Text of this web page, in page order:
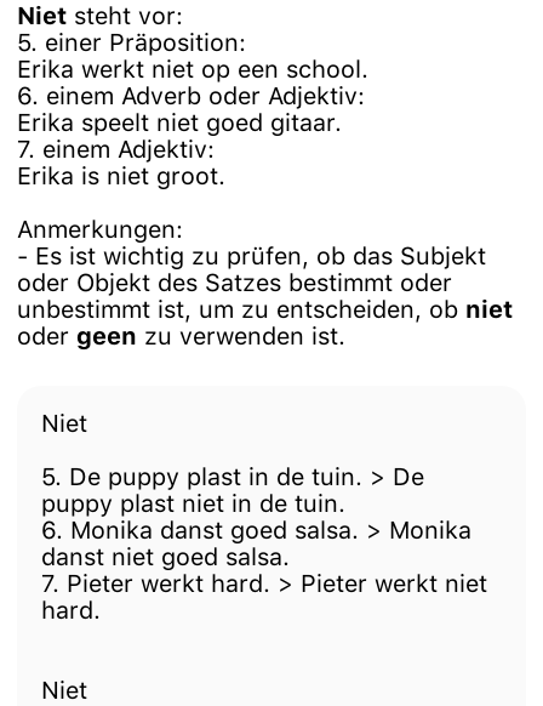
Niet steht vor:
5. einer Präposition:
Erika werkt niet op een school.
6. einem Adverb oder Adjektiv:
Erika speelt niet goed gitaar.
7. einem Adjektiv:
Erika is niet groot.
Anmerkungen:
- Es ist wichtig zu prüfen, ob das Subjekt
oder Objekt des Satzes bestimmt oder
unbestimmt ist, um zu entscheiden, ob niet
oder geen zu verwenden ist.
Niet
5. De puppy plast in de tuin. > De
puppy plast niet in de tuin.
6. Monika danst goed salsa. > Monika
danst niet goed salsa.
7. Pieter werkt hard. > Pieter werkt niet
hard.
Niet